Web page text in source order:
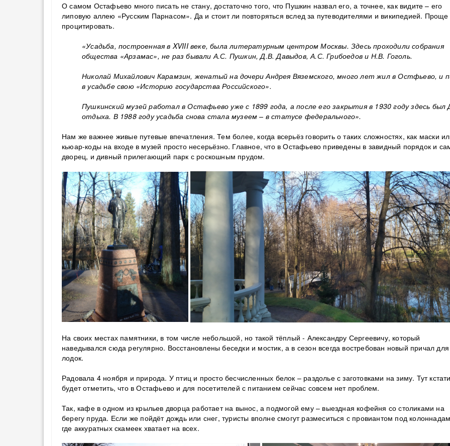
О самом Остафьево много писать не стану, достаточно того, что Пушкин назвал его, а точнее, как видите – его
липовую аллею «Русским Парнасом». Да и стоит ли повторяться вслед за путеводителями и википедией. Проще
процитировать.
«Усадьба, построенная в XVIII веке, была литературным центром Москвы. Здесь проходили собрания
общества «Арзамас», не раз бывали А.С. Пушкин, Д.В. Давыдов, А.С. Грибоедов и Н.В. Гоголь.
Николай Михайлович Карамзин, женатый на дочери Андрея Вяземского, много лет жил в Остфьево, и
в усадьбе свою «Историю государства Российского».
Пушкинский музей работал в Остафьево уже с 1899 года, а после его закрытия в 1930 году здесь был
отдыха. В 1988 году усадьба снова стала музеем – в статусе федерального».
Нам же важнее живые путевые впечатления. Тем более, когда всерьёз говорить о таких сложностях, как маски
кьюар-коды на входе в музей просто несерьёзно. Главное, что в Остафьево приведены в завидный порядок и
дворец, и дивный прилегающий парк с роскошным прудом.
На своих местах памятники, в том числе небольшой, но такой тёплый - Александру Сергеевичу, который
наведывался сюда регулярно. Восстановлены беседки и мостик, а в сезон всегда востребован новый причал для
лодок.
Радовала 4 ноября и природа. У птиц и просто бесчисленных белок – раздолье с заготовками на зиму. Тут
будет отметить, что в Остафьево и для посетителей с питанием сейчас совсем нет проблем.
Так, кафе в одном из крыльев дворца работает на вынос, а подмогой ему – выездная кофейня со столиками на
берегу пруда. Если же пойдёт дождь или снег, туристы вполне смогут размеситься с провиантом под
где аккуратных скамеек хватает на всех.